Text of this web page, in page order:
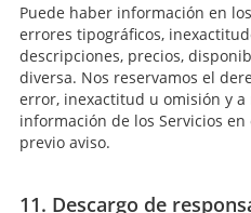
Puede haber información en
errores tipográficos,
descripciones, precios,
diversa. Nos reservamos el
error, inexactitud u omisión y
información de los Servicios
previo aviso.
11. Descargo de